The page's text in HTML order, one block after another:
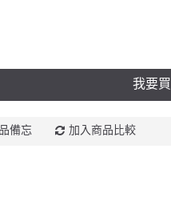
我要買
備忘 加入商品比較